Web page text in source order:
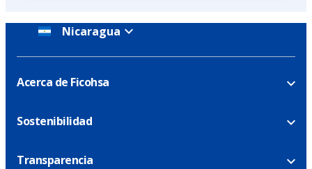
Nicaragua
Acerca de Ficohsa
Sostenibilidad
Transparencia